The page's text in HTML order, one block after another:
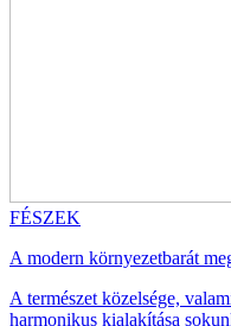
FÉSZEK
A modern környezetbarát
A természet közelsége,
harmonikus kialakítása